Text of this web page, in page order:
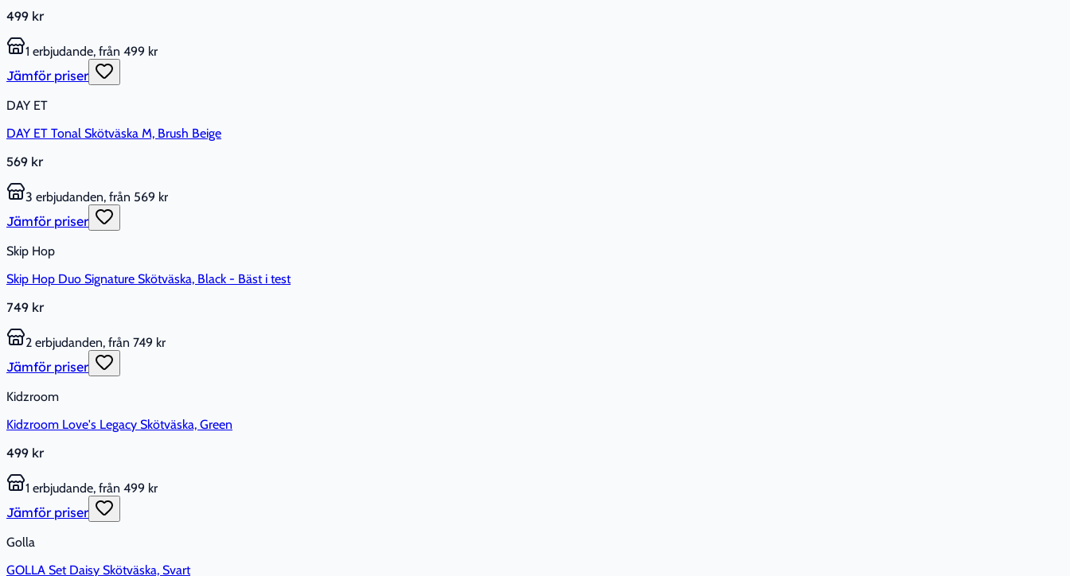
499 kr
1 erbjudande, från 499 kr
Jämför priser
DAY ET
DAY ET Tonal Skötväska M, Brush Beige
569 kr
3 erbjudanden, från 569 kr
Jämför priser
Skip Hop
Skip Hop Duo Signature Skötväska, Black - Bäst i test
749 kr
2 erbjudanden, från 749 kr
Jämför priser
Kidzroom
Kidzroom Love's Legacy Skötväska, Green
499 kr
1 erbjudande, från 499 kr
Jämför priser
Golla
GOLLA Set Daisy Skötväska, Svart